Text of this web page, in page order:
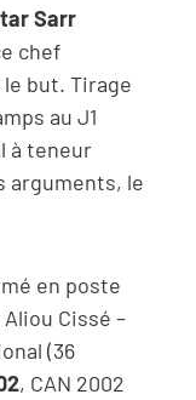
Sarr
chef
le but. Tirage
au J1
à teneur
arguments, le
en poste
Cissé –
(36
, CAN 2002